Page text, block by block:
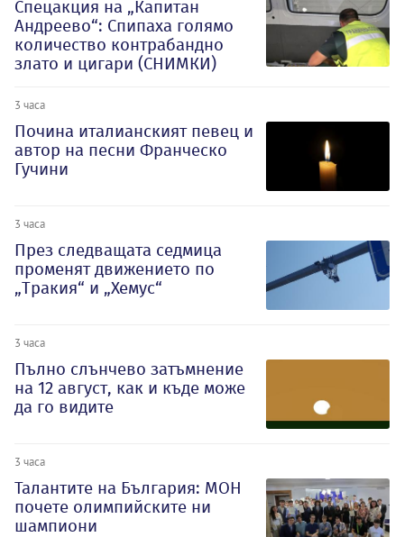
Спецакция на „Капитан
Андреево“: Спипаха голямо
количество контрабандно
злато и цигари (СНИМКИ)
3 часа
Почина италианският певец и
автор на песни Франческо
Гучини
3 часа
През следващата седмица
променят движението по
„Тракия“ и „Хемус“
3 часа
Пълно слънчево затъмнение
на 12 август, как и къде може
да го видите
3 часа
Талантите на България: МОН
почете олимпийските ни
шампиони